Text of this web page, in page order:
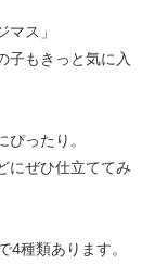
ス」
子もきっと気に入
ったり。
にぜひ仕立ててみ
種類あります。